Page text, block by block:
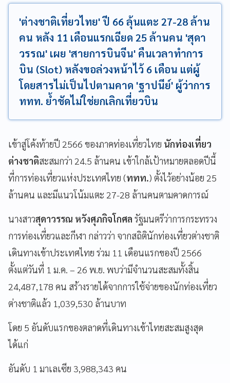
'ต่างชาติเที่ยวไทย' ปี 66 ลุ้นแตะ 27-28 ล้าน
คน หลัง 11 เดือนแรกเฉียด 25 ล้านคน 'สุดา
วรรณ' เผย 'สายการบินจีน' คืนเวลาทำการ
บิน (Slot) หลังขอล่วงหน้าไว้ 6 เดือน แต่ผู้
โดยสารไม่เป็นไปตามคาด 'ฐาปนีย์' ผู้ว่าการ
ททท. ย้ำชัดไม่ใช่ยกเลิกเที่ยวบิน
เข้าสู่โค้งท้ายปี 2566 ของภาคท่องเที่ยวไทย นักท่องเที่ยว
ต่างชาติสะสมกว่า 24.5 ล้านคน เข้าใกล้เป้าหมายตลอดปีนี้
ที่การท่องเที่ยวแห่งประเทศไทย (ททท.) ตั้งไว้อย่างน้อย 25
ล้านคน และมีแนวโน้มแตะ 27-28 ล้านคนตามคาดการณ์
นางสาวสุดาวรรณ หวังศุภกิจโกศล รัฐมนตรีว่าการกระทรวง
การท่องเที่ยวและกีฬา กล่าวว่า จากสถิตินักท่องเที่ยวต่างชาติ
เดินทางเข้าประเทศไทย ร่วม 11 เดือนแรกของปี 2566
ตั้งแต่วันที่ 1 ม.ค. – 26 พ.ย. พบว่ามีจำนวนสะสมทั้งสิ้น
24,487,178 คน สร้างรายได้จากการใช้จ่ายของนักท่องเที่ยว
ต่างชาติแล้ว 1,039,530 ล้านบาท
โดย 5 อันดับแรกของตลาดที่เดินทางเข้าไทยสะสมสูงสุด
ได้แก่
อันดับ 1 มาเลเซีย 3,988,343 คน